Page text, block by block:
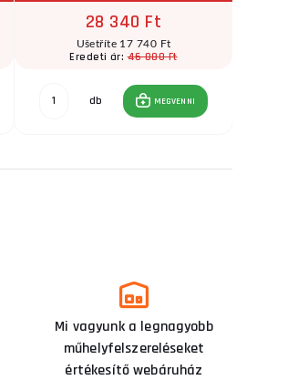
28 340 Ft
Ušetříte 17 740 Ft
Eredeti ár:46 080 Ft
db MEGVENNI
Mi vagyunk a legnagyobb
műhelyfelszereléseket
értékesítő webáruház